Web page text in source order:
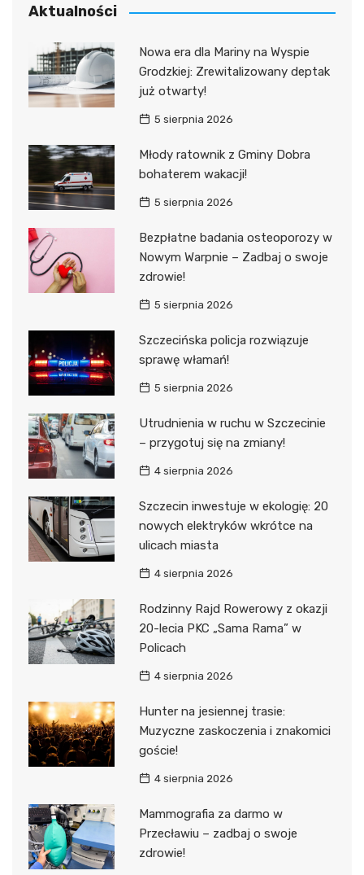
Aktualności
Nowa era dla Mariny na Wyspie
Grodzkiej: Zrewitalizowany deptak
już otwarty!
5 sierpnia 2026
Młody ratownik z Gminy Dobra
bohaterem wakacji!
5 sierpnia 2026
Bezpłatne badania osteoporozy w
Nowym Warpnie – Zadbaj o swoje
zdrowie!
5 sierpnia 2026
Szczecińska policja rozwiązuje
sprawę włamań!
5 sierpnia 2026
Utrudnienia w ruchu w Szczecinie
– przygotuj się na zmiany!
4 sierpnia 2026
Szczecin inwestuje w ekologię: 20
nowych elektryków wkrótce na
ulicach miasta
4 sierpnia 2026
Rodzinny Rajd Rowerowy z okazji
20-lecia PKC „Sama Rama” w
Policach
4 sierpnia 2026
Hunter na jesiennej trasie:
Muzyczne zaskoczenia i znakomici
goście!
4 sierpnia 2026
Mammografia za darmo w
Przecławiu – zadbaj o swoje
zdrowie!